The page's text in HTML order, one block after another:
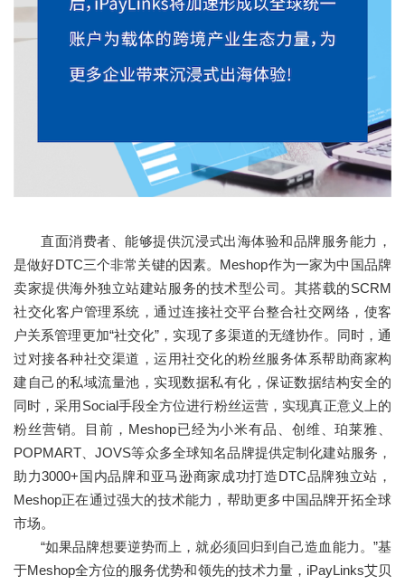
直面消费者、能够提供沉浸式出海体验和品牌服务能力，
是做好DTC三个非常关键的因素。Meshop作为一家为中国品牌
卖家提供海外独立站建站服务的技术型公司。其搭载的SCRM
社交化客户管理系统，通过连接社交平台整合社交网络，使客
户关系管理更加“社交化”，实现了多渠道的无缝协作。同时，通
过对接各种社交渠道，运用社交化的粉丝服务体系帮助商家构
建自己的私域流量池，实现数据私有化，保证数据结构安全的
同时，采用Social手段全方位进行粉丝运营，实现真正意义上的
粉丝营销。目前，Meshop已经为小米有品、创维、珀莱雅、
POPMART、JOVS等众多全球知名品牌提供定制化建站服务，
助力3000+国内品牌和亚马逊商家成功打造DTC品牌独立站，
Meshop正在通过强大的技术能力，帮助更多中国品牌开拓全球
市场。
“如果品牌想要逆势而上，就必须回归到自己造血能力。”基
于Meshop全方位的服务优势和领先的技术力量，iPayLinks艾贝